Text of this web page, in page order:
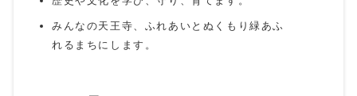
みんなの天王寺、ふれあいとぬくもり緑あふ
れるまちにします。